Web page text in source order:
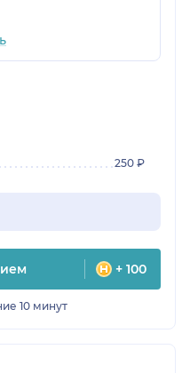
250 ₽
+ 100
10 минут